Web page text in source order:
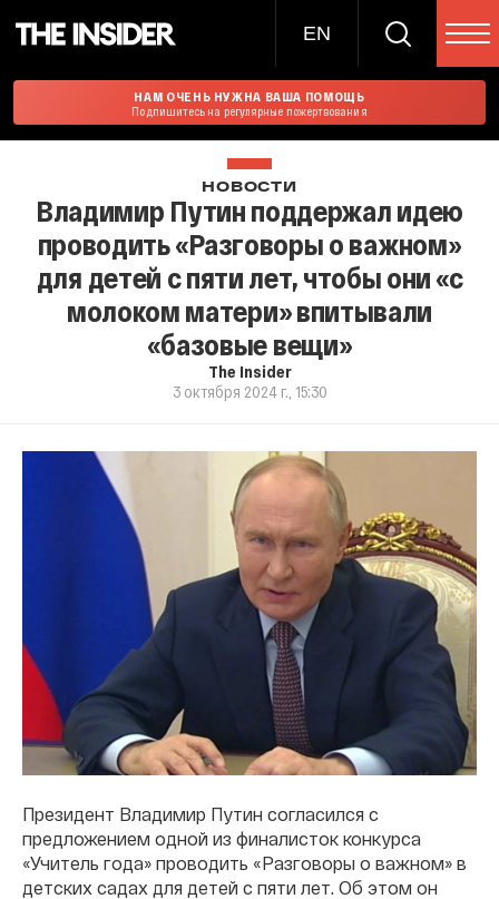
EN
НАМ ОЧЕНЬ НУЖНА ВАША ПОМОЩЬ
Подпишитесь на регулярные пожертвования
НОВОСТИ
Владимир Путин поддержал идею
проводить «Разговоры о важном»
для детей с пяти лет, чтобы они «с
молоком матери» впитывали
«базовые вещи»
The Insider
3 октября 2024 г., 15:30
Президент Владимир Путин согласился с
предложением одной из финалисток конкурса
«Учитель года» проводить «Разговоры о важном» в
детских садах для детей с пяти лет. Об этом он